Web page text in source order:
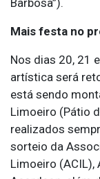
Barbosa”).
Mais festa no
Nos dias 20, 21
artística será
está sendo
Limoeiro (Pátio
realizados
sorteio da
Limoeiro (ACIL),